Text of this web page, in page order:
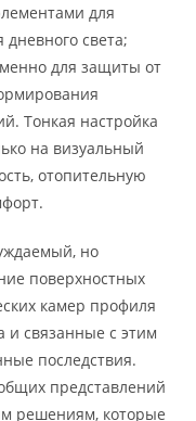
для
света;
для защиты от
Тонкая настройка
на визуальный
отопительную
но
поверхностных
камер профиля
и связанные с этим
последствия.
представлений
решениям, которые